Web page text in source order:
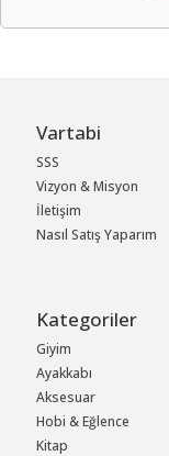
Vartabi
SSS
Vizyon & Misyon
İletişim
Nasıl Satış Yaparım
Kategoriler
Giyim
Ayakkabı
Aksesuar
Hobi & Eğlence
Kitap